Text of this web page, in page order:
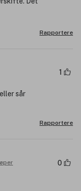
Rapportere
1
sår
Rapportere
0